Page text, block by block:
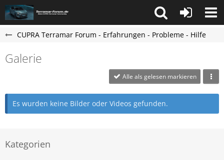
CUPRA Terramar Forum - Erfahrungen - Probleme - Hilfe
Galerie
Alle als gelesen markieren
Es wurden keine Bilder oder Videos gefunden.
Kategorien